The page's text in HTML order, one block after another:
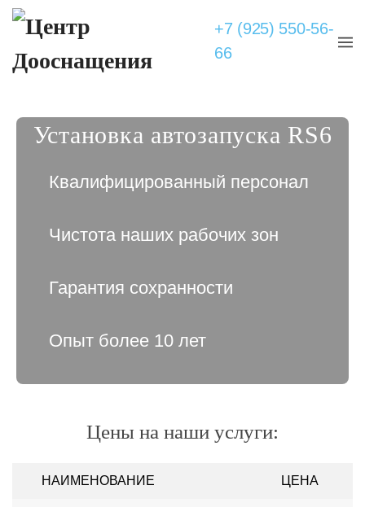
+7 (925) 550-56-
66
Установка автозапуска RS6
Квалифицированный персонал
Чистота наших рабочих зон
Гарантия сохранности
Опыт более 10 лет
Цены на наши услуги:
НАИМЕНОВАНИЕ ЦЕНА